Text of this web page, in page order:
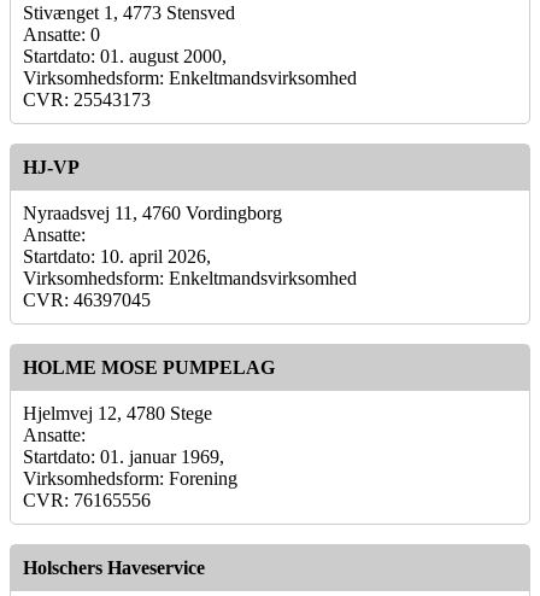
Stivænget 1, 4773 Stensved
Ansatte: 0
Startdato: 01. august 2000,
Virksomhedsform: Enkeltmandsvirksomhed
CVR: 25543173
HJ-VP
Nyraadsvej 11, 4760 Vordingborg
Ansatte:
Startdato: 10. april 2026,
Virksomhedsform: Enkeltmandsvirksomhed
CVR: 46397045
HOLME MOSE PUMPELAG
Hjelmvej 12, 4780 Stege
Ansatte:
Startdato: 01. januar 1969,
Virksomhedsform: Forening
CVR: 76165556
Holschers Haveservice